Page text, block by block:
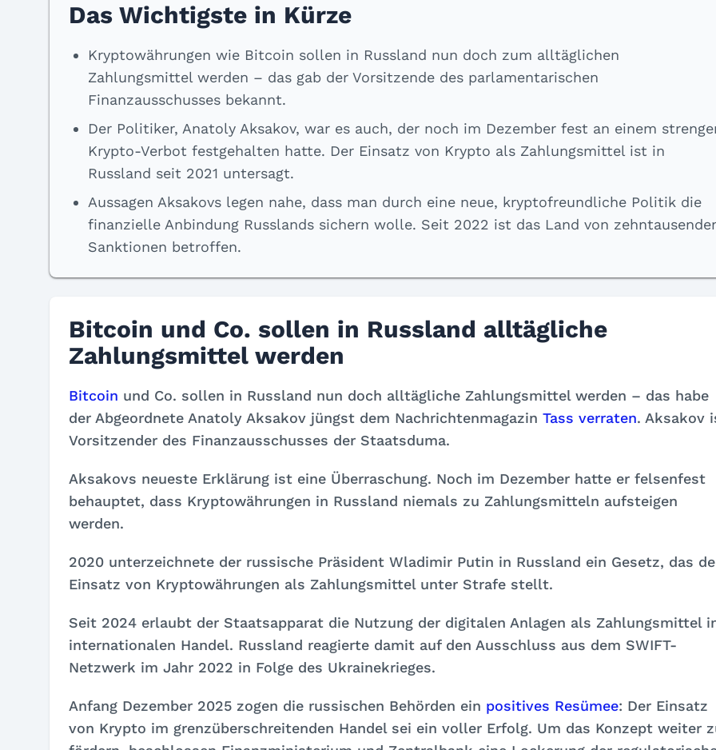
Das Wichtigste in Kürze
Kryptowährungen wie Bitcoin sollen in Russland nun doch zum alltäglichen
Zahlungsmittel werden – das gab der Vorsitzende des parlamentarischen
Finanzausschusses bekannt.
Der Politiker, Anatoly Aksakov, war es auch, der noch im Dezember fest an einem
Krypto-Verbot festgehalten hatte. Der Einsatz von Krypto als Zahlungsmittel ist in
Russland seit 2021 untersagt.
Aussagen Aksakovs legen nahe, dass man durch eine neue, kryptofreundliche Politik die
finanzielle Anbindung Russlands sichern wolle. Seit 2022 ist das Land von
Sanktionen betroffen.
Bitcoin und Co. sollen in Russland alltägliche
Zahlungsmittel werden
Bitcoin und Co. sollen in Russland nun doch alltägliche Zahlungsmittel werden – das habe
der Abgeordnete Anatoly Aksakov jüngst dem Nachrichtenmagazin Tass verraten. Aksakov
Vorsitzender des Finanzausschusses der Staatsduma.
Aksakovs neueste Erklärung ist eine Überraschung. Noch im Dezember hatte er felsenfest
behauptet, dass Kryptowährungen in Russland niemals zu Zahlungsmitteln aufsteigen
werden.
2020 unterzeichnete der russische Präsident Wladimir Putin in Russland ein Gesetz, das
Einsatz von Kryptowährungen als Zahlungsmittel unter Strafe stellt.
Seit 2024 erlaubt der Staatsapparat die Nutzung der digitalen Anlagen als Zahlungsmittel
internationalen Handel. Russland reagierte damit auf den Ausschluss aus dem SWIFT-
Netzwerk im Jahr 2022 in Folge des Ukrainekrieges.
Anfang Dezember 2025 zogen die russischen Behörden ein positives Resümee: Der Einsatz
von Krypto im grenzüberschreitenden Handel sei ein voller Erfolg. Um das Konzept weiter